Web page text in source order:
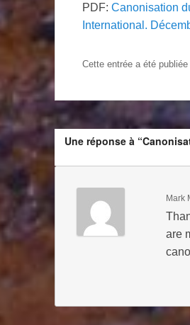
PDF: Canonisation
International.
Cette entrée a été publiée
Une réponse à
Mark
are